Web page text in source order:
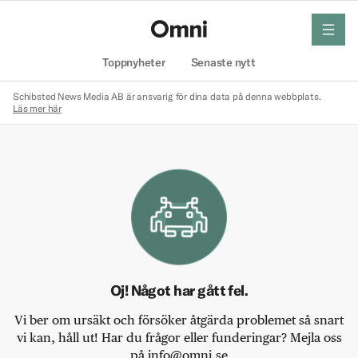
Toppnyheter Senaste nytt
meny
Schibsted News Media AB är ansvarig för dina data på denna webbplats.
Läs mer här
Oj! Något har gått fel.
Vi ber om ursäkt och försöker åtgärda problemet så snart
vi kan, håll ut! Har du frågor eller funderingar? Mejla oss